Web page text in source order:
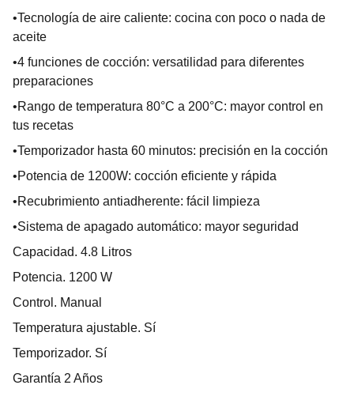
•Tecnología de aire caliente: cocina con poco o nada de
aceite
•4 funciones de cocción: versatilidad para diferentes
preparaciones
•Rango de temperatura 80°C a 200°C: mayor control en
tus recetas
•Temporizador hasta 60 minutos: precisión en la cocción
•Potencia de 1200W: cocción eficiente y rápida
•Recubrimiento antiadherente: fácil limpieza
•Sistema de apagado automático: mayor seguridad
Capacidad. 4.8 Litros
Potencia. 1200 W
Control. Manual
Temperatura ajustable. Sí
Temporizador. Sí
Garantía 2 Años